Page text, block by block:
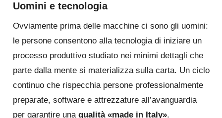
Uomini e tecnologia
Ovviamente prima delle macchine ci sono gli uomini:
le persone consentono alla tecnologia di iniziare un
processo produttivo studiato nei minimi dettagli che
parte dalla mente si materializza sulla carta. Un ciclo
continuo che rispecchia persone professionalmente
preparate, software e attrezzature all’avanguardia
per garantire una qualità «made in Italy».